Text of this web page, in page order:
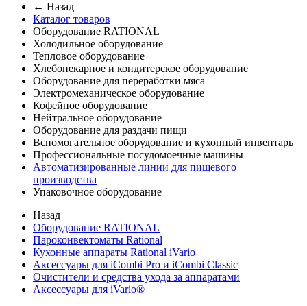
← Назад
Каталог товаров
Оборудование RATIONAL
Холодильное оборудование
Тепловое оборудование
Хлебопекарное и кондитерское оборудование
Оборудование для переработки мяса
Электромеханическое оборудование
Кофейное оборудование
Нейтральное оборудование
Оборудование для раздачи пищи
Вспомогательное оборудование и кухонный инвентарь
Профессиональные посудомоечные машины
Автоматизированные линии для пищевого
производства
Упаковочное оборудование
Назад
Оборудование RATIONAL
Пароконвектоматы Rational
Кухонные аппараты Rational iVario
Аксессуары для iCombi Pro и iCombi Classic
Очистители и средства ухода за аппаратами
Аксессуары для iVario®